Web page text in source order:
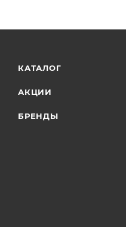
КАТАЛОГ
АКЦИИ
БРЕНДЫ